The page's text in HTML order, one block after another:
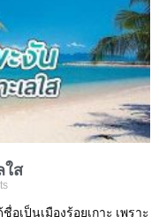
ใส
เป็นเมืองร้อยเกาะ เพราะ